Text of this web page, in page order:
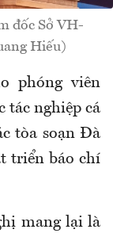
đốc Sở VH-
Hiếu)
phóng viên
tác nghiệp cá
tòa soạn Đà
triển báo chí
mang lại là